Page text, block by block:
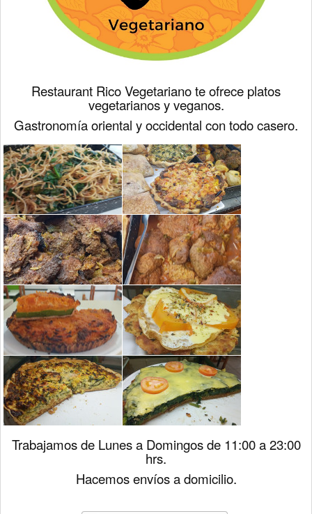
Restaurant Rico Vegetariano te ofrece platos
vegetarianos y veganos.
Gastronomía oriental y occidental con todo casero.
Trabajamos de Lunes a Domingos de 11:00 a 23:00
hrs.
Hacemos envíos a domicilio.